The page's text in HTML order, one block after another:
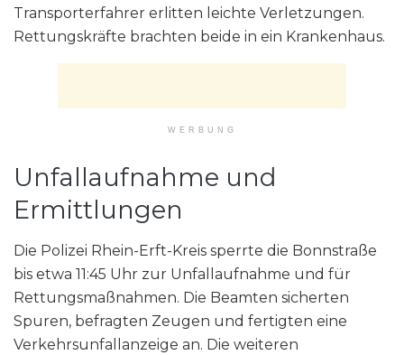
Transporterfahrer erlitten leichte Verletzungen.
Rettungskräfte brachten beide in ein Krankenhaus.
WERBUNG
Unfallaufnahme und
Ermittlungen
Die Polizei Rhein-Erft-Kreis sperrte die Bonnstraße
bis etwa 11:45 Uhr zur Unfallaufnahme und für
Rettungsmaßnahmen. Die Beamten sicherten
Spuren, befragten Zeugen und fertigten eine
Verkehrsunfallanzeige an. Die weiteren